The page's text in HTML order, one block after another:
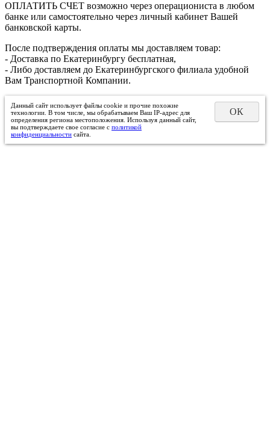
ОПЛАТИТЬ СЧЕТ возможно через операциониста в любом
банке или самостоятельно через личный кабинет Вашей
банковской карты.
После подтверждения оплаты мы доставляем товар:
- Доставка по Екатеринбургу бесплатная,
- Либо доставляем до Екатеринбургского филиала удобной
Вам Транспортной Компании.
Данный сайт использует файлы cookie и прочие похожие
технологии. В том числе, мы обрабатываем Ваш IP-адрес для
определения региона местоположения. Используя данный сайт,
вы подтверждаете свое согласие с политикой
конфиденциальности сайта.
ОК